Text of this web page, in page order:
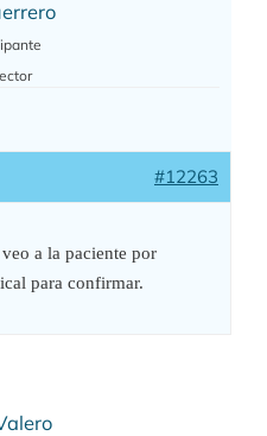
#12263
a la paciente por
para confirmar.